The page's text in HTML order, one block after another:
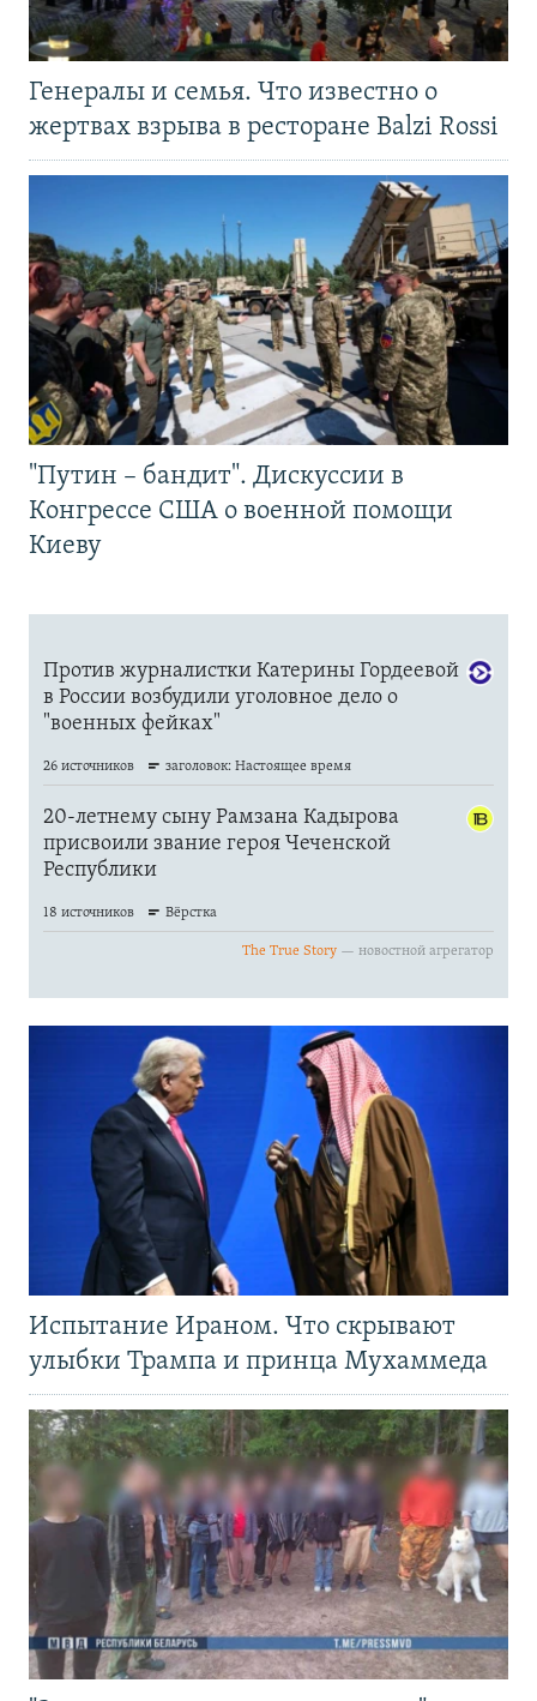
Генералы и семья. Что известно о
жертвах взрыва в ресторане Balzi Rossi
"Путин – бандит". Дискуссии в
Конгрессе США о военной помощи
Киеву
Испытание Ираном. Что скрывают
улыбки Трампа и принца Мухаммеда